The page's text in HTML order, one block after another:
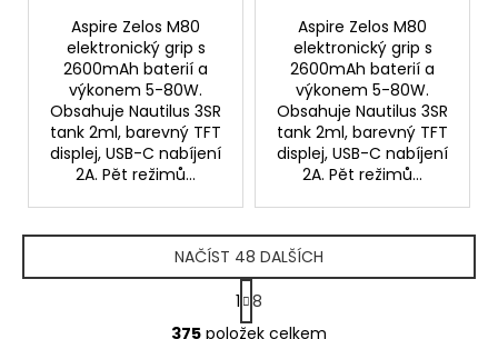
Aspire Zelos M80
elektronický grip s
2600mAh baterií a
výkonem 5-80W.
Obsahuje Nautilus 3SR
tank 2ml, barevný TFT
displej, USB-C nabíjení
2A. Pět režimů...
Aspire Zelos M80
elektronický grip s
2600mAh baterií a
výkonem 5-80W.
Obsahuje Nautilus 3SR
tank 2ml, barevný TFT
displej, USB-C nabíjení
2A. Pět režimů...
O
NAČÍST 48 DALŠÍCH
S
t
r
1 8
375 položek celkem